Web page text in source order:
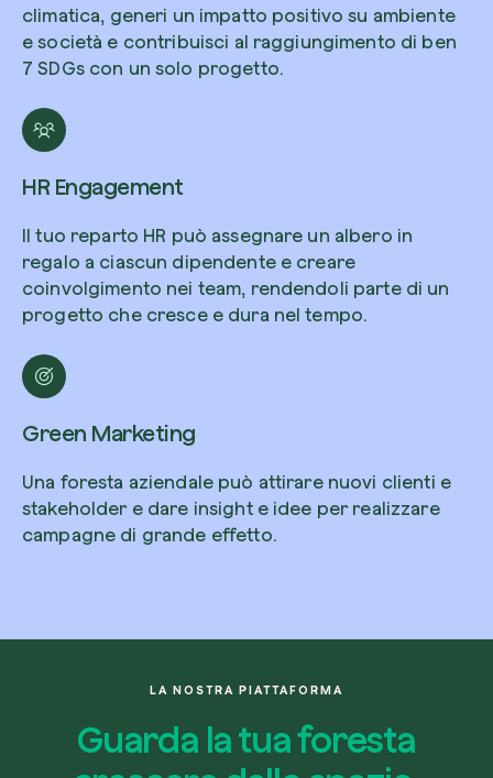
climatica, generi un impatto positivo su ambiente
e società e contribuisci al raggiungimento di ben
7 SDGs con un solo progetto.
HR Engagement
Il tuo reparto HR può assegnare un albero in
regalo a ciascun dipendente e creare
coinvolgimento nei team, rendendoli parte di un
progetto che cresce e dura nel tempo.
Green Marketing
Una foresta aziendale può attirare nuovi clienti e
stakeholder e dare insight e idee per realizzare
campagne di grande effetto.
LA NOSTRA PIATTAFORMA
Guarda la tua foresta